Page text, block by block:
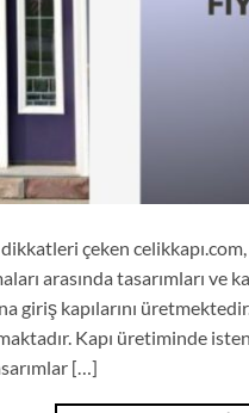
çeken
arasında tasarımları
giriş kapılarını
Kapı üretiminde
[…]